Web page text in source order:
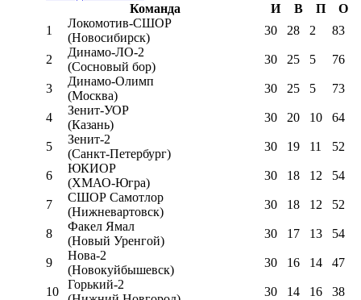
Команда
И В П
О
1
Локомотив-CШОР
(Новосибирск)
30 28 2 83
2
Динамо-ЛО-2
(Сосновый бор)
30 25 5 76
3
Динамо-Олимп
(Москва)
30 25 5 73
4
Зенит-УОР
(Казань)
30 20 10 64
5
Зенит-2
(Санкт-Петербург)
30 19 11 52
6
ЮКИОР
(ХМАО-Югра)
30 18 12 54
7
СШОР Самотлор
(Нижневартовск)
30 18 12 52
8
Факел Ямал
(Новый Уренгой)
30 17 13 54
9
Нова-2
(Новокуйбышевск)
30 16 14 47
10
Горький-2
30 14 16 38